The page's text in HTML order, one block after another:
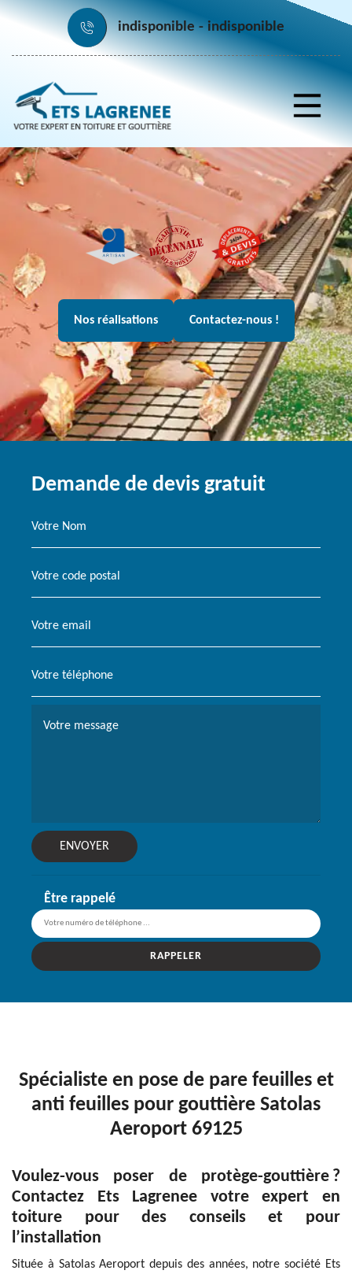
indisponible indisponible
Nos réalisations Contactez-nous !
Demande de devis gratuit
Être rappelé
Spécialiste en pose de pare feuilles et
anti feuilles pour gouttière Satolas
Aeroport 69125
Voulez-vous poser de protège-gouttière ?
Contactez Ets Lagrenee votre expert en
toiture pour des conseils et pour
l’installation
Située à Satolas Aeroport depuis des années, notre société Ets